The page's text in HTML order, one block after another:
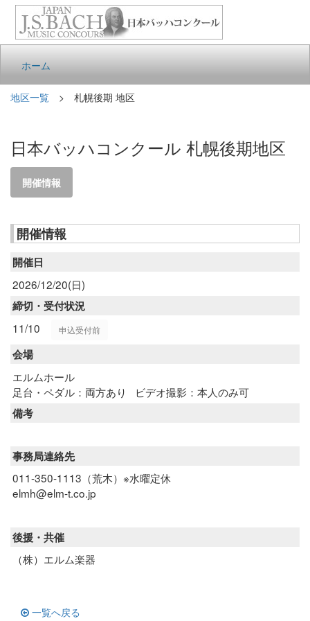
ホーム
地区一覧 > 札幌後期 地区
日本バッハコンクール 札幌後期地区
開催情報
開催情報
開催日
2026/12/20(日)
締切・受付状況
11/10
申込受付前
会場
エルムホール
足台・ペダル：両方あり
ビデオ撮影：本人のみ可
備考
事務局連絡先
011-350-1113（荒木）※水曜定休
elmh@elm-t.co.jp
後援・共催
（株）エルム楽器
一覧へ戻る